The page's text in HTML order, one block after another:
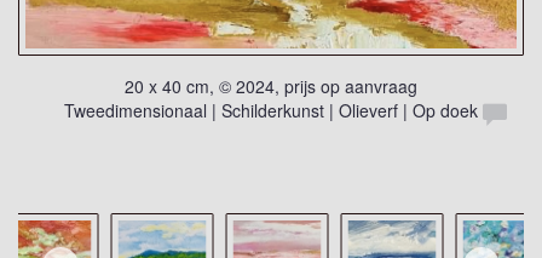
20 x 40 cm, © 2024, prijs op aanvraag
Tweedimensionaal | Schilderkunst | Olieverf | Op doek